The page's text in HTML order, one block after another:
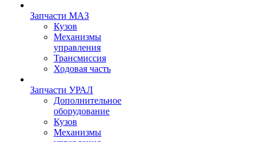
Запчасти МАЗ
Кузов
Механизмы
управления
Трансмиссия
Ходовая часть
Запчасти УРАЛ
Дополнительное
оборудование
Кузов
Механизмы